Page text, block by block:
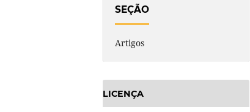
SEÇÃO
Artigos
LICENÇA